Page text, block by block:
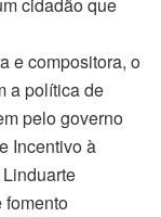
e compositora, o
a política de
pelo governo
Incentivo à
fomento